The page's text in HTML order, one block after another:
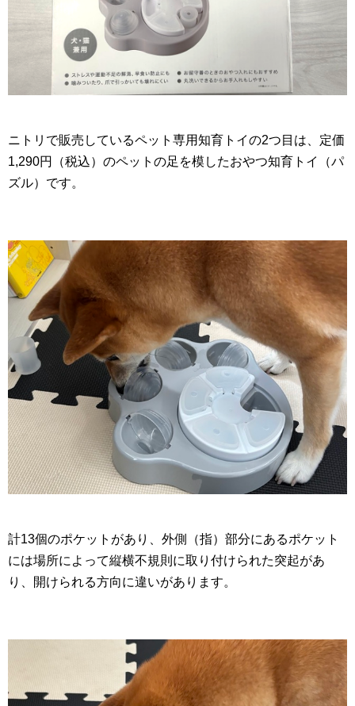
ニトリで販売しているペット専用知育トイの2つ目は、定価
1,290円（税込）のペットの足を模したおやつ知育トイ（パ
ズル）です。
計13個のポケットがあり、外側（指）部分にあるポケット
には場所によって縦横不規則に取り付けられた突起があ
り、開けられる方向に違いがあります。